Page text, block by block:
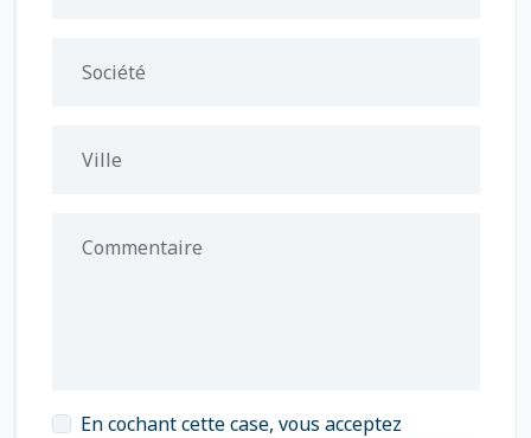
Société
Ville
Commentaire
En cochant cette case, vous acceptez